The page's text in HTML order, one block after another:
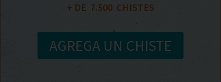
+ DE 7.500
  CHISTES
AGREGA UN CHISTE